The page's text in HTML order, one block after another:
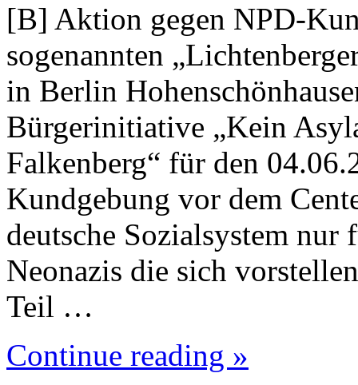
[B] Aktion gegen NPD-
sogenannten
in Berlin
Bürgerinitiative „Kein
Falkenberg“ für den
Kundgebung vor dem
deutsche Sozialsystem
Neonazis die sich
Teil …
Continue reading »